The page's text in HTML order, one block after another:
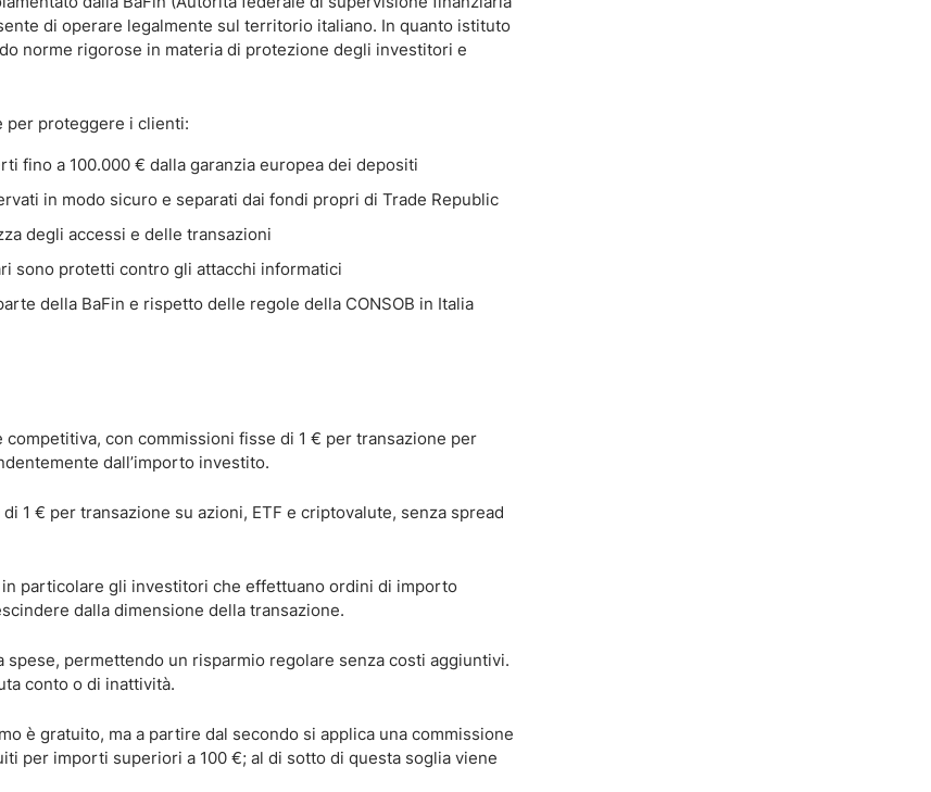
di operare legalmente sul territorio italiano. In quanto istituto
norme rigorose in materia di protezione degli investitori e
per proteggere i clienti:
fino a 100.000 € dalla garanzia europea dei depositi
in modo sicuro e separati dai fondi propri di Trade Republic
degli accessi e delle transazioni
sono protetti contro gli attacchi informatici
della BaFin e rispetto delle regole della CONSOB in Italia
con commissioni fisse di 1 € per transazione per
dall’importo investito.
1 € per transazione su azioni, ETF e criptovalute, senza spread
particolare gli investitori che effettuano ordini di importo
dalla dimensione della transazione.
permettendo un risparmio regolare senza costi aggiuntivi.
conto o di inattività.
è gratuito, ma a partire dal secondo si applica una commissione
per importi superiori a 100 €; al di sotto di questa soglia viene